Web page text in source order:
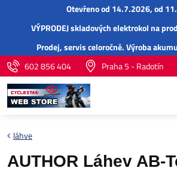
Otevřeno od 14.7.2026, od
VÝPRODEJ skladových elektrokol na
Prodej,servisceloročně.Výroba
602 856 404
Praha 5 - Radotín
láhve
AUTHOR Láhev AB-